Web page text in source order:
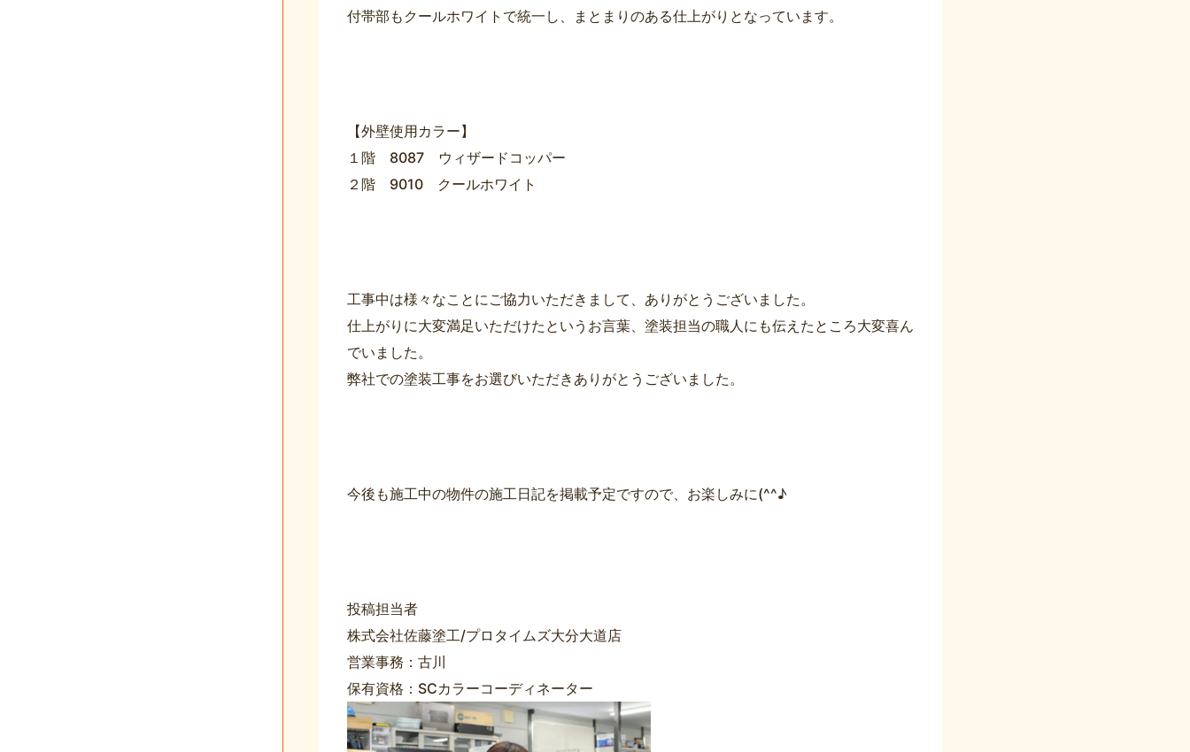
付帯部もクールホワイトで統一し、まとまりのある仕上がりとなっています。
【外壁使用カラー】
１階 8087 ウィザードコッパー
２階 9010 クールホワイト
工事中は様々なことにご協力いただきまして、ありがとうございました。
仕上がりに大変満足いただけたというお言葉、塗装担当の職人にも伝えたところ大変喜ん
でいました。
弊社での塗装工事をお選びいただきありがとうございました。
今後も施工中の物件の施工日記を掲載予定ですので、お楽しみに(^^♪
投稿担当者
株式会社佐藤塗工/プロタイムズ大分大道店
営業事務：古川
保有資格：SCカラーコーディネーター